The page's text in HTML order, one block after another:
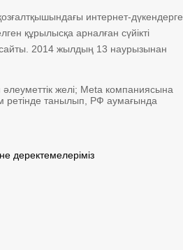
интернет-дүкендерге
құрылысқа арналған сүйікті
2014 жылдың 13 наурызынан
желі; Meta компаниясына
ретінде танылып, РФ аумағында
деректемелеріміз